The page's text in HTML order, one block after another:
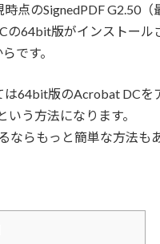
点のSignedPDF G2.50
の64bit版がインストー
です。
64bit版のAcrobat DC
う方法になります。
ならもっと簡単な方法も